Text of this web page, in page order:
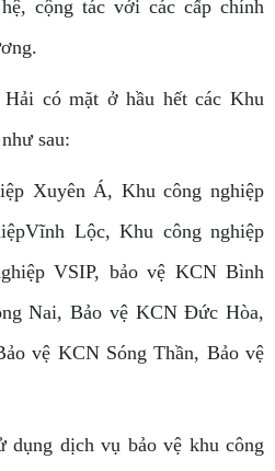
cộng tác với các cấp chính
có mặt ở hầu hết các Khu
sau:
Xuyên Á, Khu công nghiệp
Lộc, Khu công nghiệp
VSIP, bảo vệ KCN Bình
Nai, Bảo vệ KCN Đức Hòa,
vệ KCN Sóng Thần, Bảo vệ
dụng dịch vụ bảo vệ khu công